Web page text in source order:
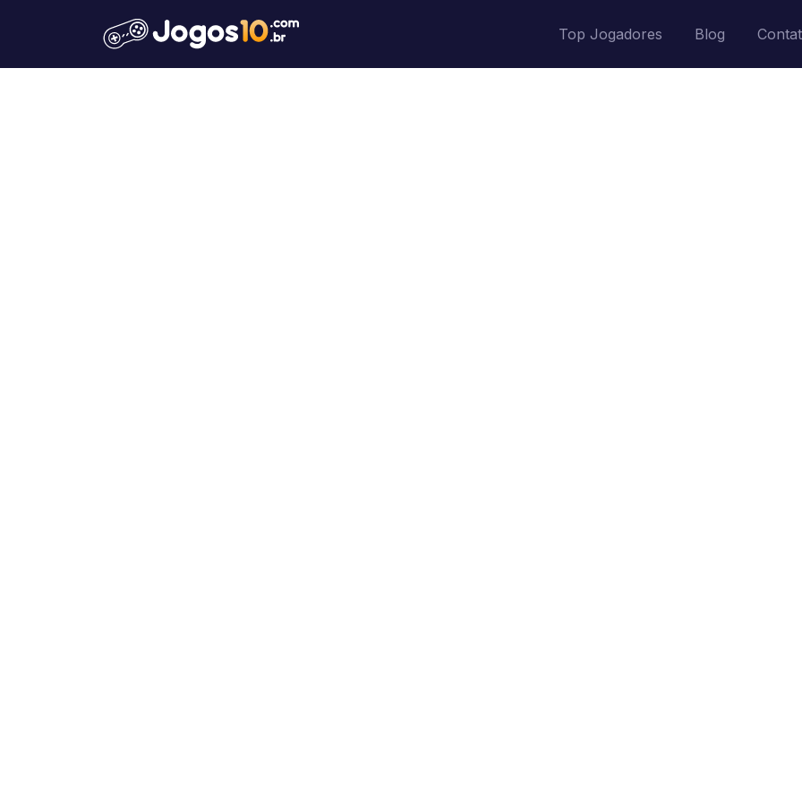
Top Jogadores Blog